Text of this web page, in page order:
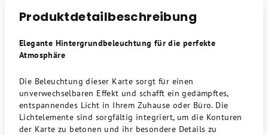
Produktdetailbeschreibung
Elegante Hintergrundbeleuchtung für die perfekte
Atmosphäre
Die Beleuchtung dieser Karte sorgt für einen
unverwechselbaren Effekt und schafft ein gedämpftes,
entspannendes Licht in Ihrem Zuhause oder Büro. Die
Lichtelemente sind sorgfältig integriert, um die Konturen
der Karte zu betonen und ihr besondere Details zu